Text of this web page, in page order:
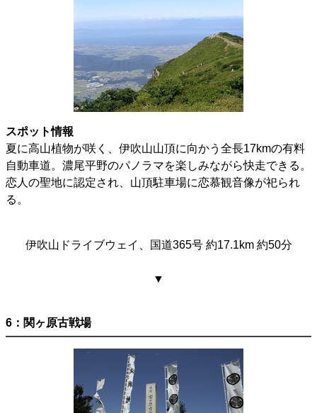
スポット情報
夏に高山植物が咲く、伊吹山山頂に向かう全長17kmの有料
自動車道。濃尾平野のパノラマを楽しみながら快走できる。
恋人の聖地に認定され、山頂駐車場に恋慕観音像が祀られ
る。
伊吹山ドライブウェイ、国道365号 約17.1km 約50分
▼
6：関ヶ原古戦場